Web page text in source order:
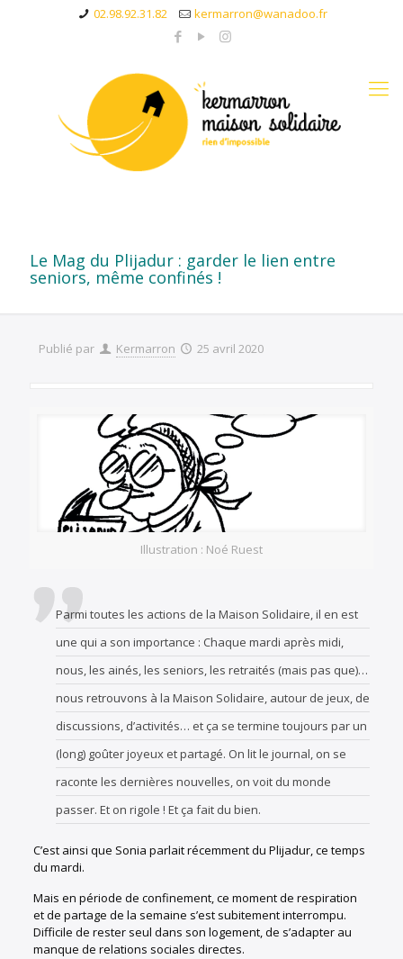
02.98.92.31.82 kermarron@wanadoo.fr
Le Mag du Plijadur : garder le lien entre
seniors, même confinés !
Publié par Kermarron 25 avril 2020
Illustration : Noé Ruest
Parmi toutes les actions de la Maison Solidaire, il en est
une qui a son importance : Chaque mardi après midi,
nous, les ainés, les seniors, les retraités (mais pas que)…
nous retrouvons à la Maison Solidaire, autour de jeux, de
discussions, d’activités… et ça se termine toujours par un
(long) goûter joyeux et partagé. On lit le journal, on se
raconte les dernières nouvelles, on voit du monde
passer. Et on rigole ! Et ça fait du bien.
C’est ainsi que Sonia parlait récemment du Plijadur, ce temps
du mardi.
Mais en période de confinement, ce moment de respiration
et de partage de la semaine s’est subitement interrompu.
Difficile de rester seul dans son logement, de s’adapter au
manque de relations sociales directes.